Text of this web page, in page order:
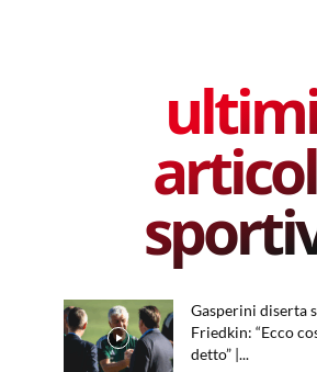
Gasperini diserta
Friedkin: “Ecco
detto” |...